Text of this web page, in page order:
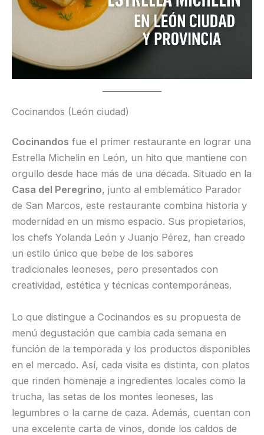
Cocinandos (León ciudad)
Cocinandos fue el primer restaurante en lograr una
Estrella Michelin en León, un hito que mantiene con
orgullo desde hace más de una década. Situado en la
Casa del Peregrino, junto al emblemático Parador
de San Marcos, este restaurante combina historia y
modernidad en un mismo espacio. Sus propietarios,
los chefs Yolanda León y Juanjo Pérez, han creado
un estilo único que bebe de los sabores
tradicionales leoneses, pero presentados con
creatividad, estética y técnicas contemporáneas.
Lo que distingue a Cocinandos es su propuesta de
menú degustación que cambia cada semana en
función de la temporada y los productos disponibles
en el mercado. Así, cada visita es distinta, con platos
que rinden homenaje a ingredientes locales como la
trucha, las setas de los montes leoneses, las
legumbres o la carne de caza. Además, cuentan con
una excelente carta de vinos, donde los caldos de